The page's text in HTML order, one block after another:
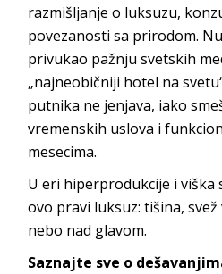
razmišljanje o luksuzu,
povezanosti sa prirodom.
privukao pažnju svetskih
„najneobičniji hotel na
putnika ne jenjava, iako
vremenskih uslova i
mesecima.
U eri hiperprodukcije i viška
ovo pravi luksuz: tišina,
nebo nad glavom.
Saznajte sve o